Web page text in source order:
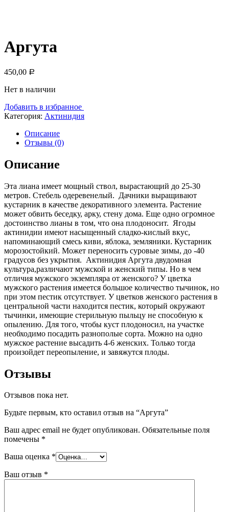
Аргута
450,00 Р
Нет в наличии
Добавить в избранное
Категория: Актинидия
Описание
Отзывы (0)
Описание
Эта лиана имеет мощный ствол, вырастающий до 25-30
метров. Стебель одеревенелый. Дачники выращивают
кустарник в качестве декоративного элемента. Растение
может обвить беседку, арку, стену дома. Еще одно огромное
достоинство лианы в том, что она плодоносит. Ягоды
актинидии имеют насыщенный сладко-кислый вкус,
напоминающий смесь киви, яблока, земляники. Кустарник
морозостойкий. Может переносить суровые зимы, до -40
градусов без укрытия. Актинидия Аргута двудомная
культура,различают мужской и женский типы. Но в чем
отличия мужского экземпляра от женского? У цветка
мужского растения имеется большое количество тычинок, но
при этом пестик отсутствует. У цветков женского растения в
центральной части находится пестик, который окружают
тычинки, имеющие стерильную пыльцу не способную к
опылению. Для того, чтобы куст плодоносил, на участке
необходимо посадить разнополые сорта. Можно на одно
мужское растение высадить 4-6 женских. Только тогда
произойдет переопыление, и завяжутся плоды.
Отзывы
Отзывов пока нет.
Будьте первым, кто оставил отзыв на “Аргута”
Ваш адрес email не будет опубликован. Обязательные поля
помечены *
Ваша оценка *
Ваш отзыв *